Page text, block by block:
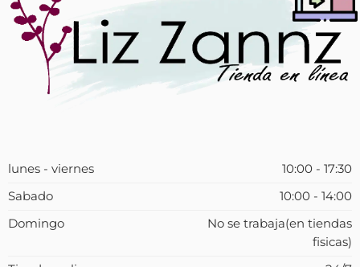
lunes - viernes
10:00 - 17:30
Sabado
10:00 - 14:00
Domingo
No se trabaja(en tiendas
fisicas)